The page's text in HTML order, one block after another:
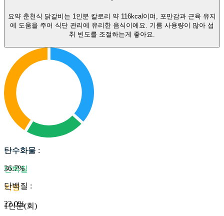
요약 춘천식 닭갈비는 1인분 칼로리 약 116kcal이며, 포만감과 근육 유지
에 도움을 주어 식단 관리에 유리한 음식이에요. 기름 사용량이 많아 섭
취 빈도를 조절하는게 좋아요.
탄수화물
단백질
지방
1인분(회)
탄수화물 :
36.7%
단백질 :
22.0%